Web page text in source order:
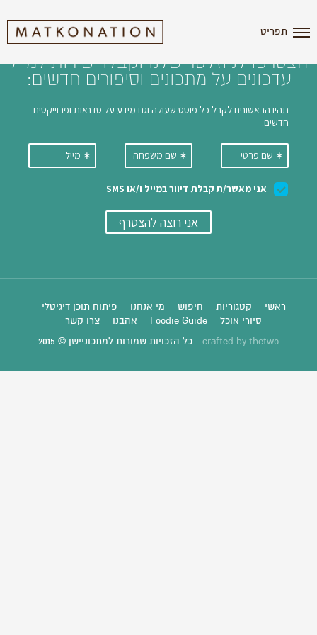
תפריט
הצטרפו לניוזלטר שלנו וקבלו ישירות למייל
עדכונים על מתכונים וסיפורים חדשים:
ראשי קטגוריות חיפוש מי אנחנו
פיתוח תוכן דיגיטלי
סיורי אוכל
Foodie Guide אהבנו צרו קשר
crafted by thetwo כל הזכויות שמורות למתכוניישן © 2015